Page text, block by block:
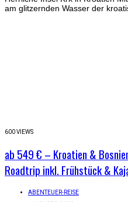
am glitzernden Wasser der
600 VIEWS
ab 549 € – Kroatien &
Roadtrip inkl. Frühstück &
ABENTEUER-REISE